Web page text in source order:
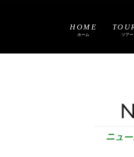
HOME
ホーム ツアー